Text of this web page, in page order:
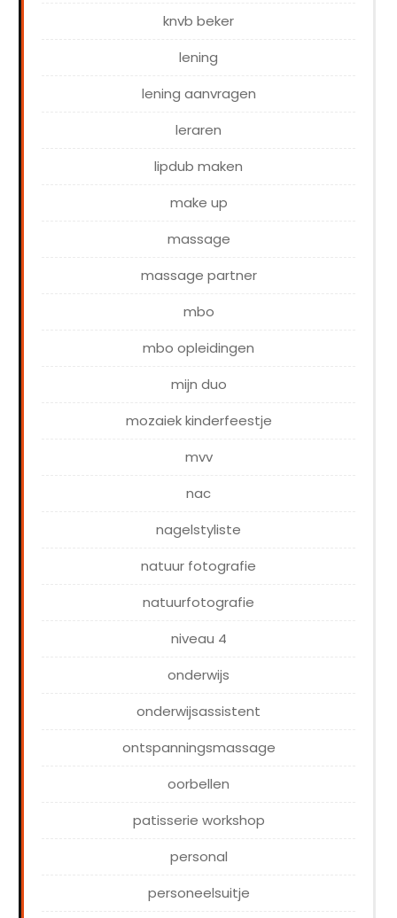
knvb beker
lening
lening aanvragen
leraren
lipdub maken
make up
massage
massage partner
mbo
mbo opleidingen
mijn duo
mozaiek kinderfeestje
mvv
nac
nagelstyliste
natuur fotografie
natuurfotografie
niveau 4
onderwijs
onderwijsassistent
ontspanningsmassage
oorbellen
patisserie workshop
personal
personeelsuitje